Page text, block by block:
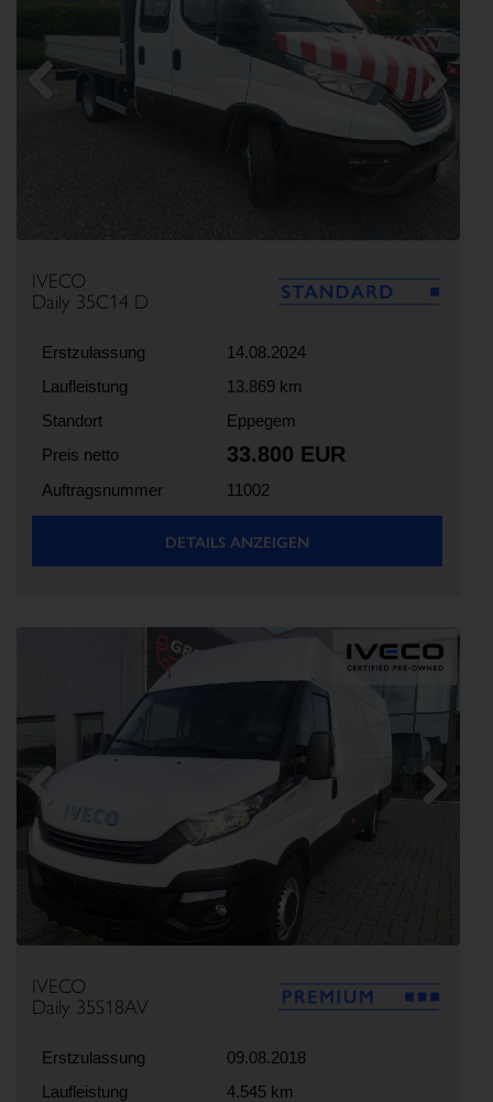
Previous
IVECO
Daily 35C14 D
Erstzulassung
14.08.2024
Laufleistung
13.869 km
Standort
Eppegem
Preis netto
33.800 EUR
Auftragsnummer 11002
DETAILS ANZEIGEN
Previous
IVECO
Daily 35S18AV
Erstzulassung
09.08.2018
Laufleistung
4.545 km